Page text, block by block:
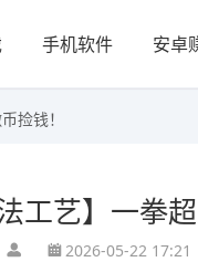
手机软件 安卓
捡钱！
工艺】一拳
2026-05-22 17:21